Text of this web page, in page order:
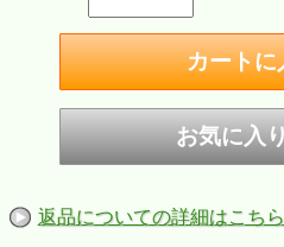
返品についての詳細はこちら